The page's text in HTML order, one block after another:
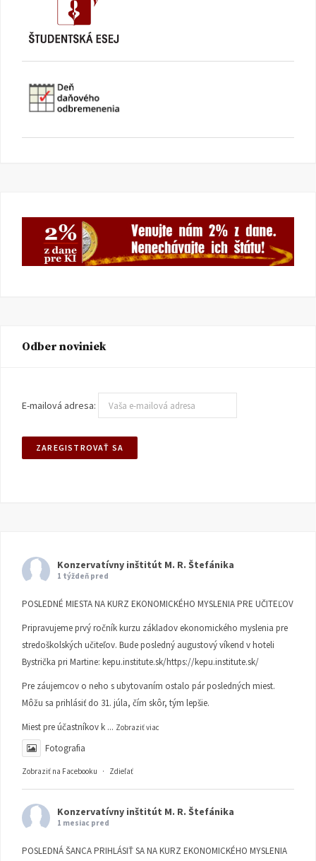
Odber noviniek
E-mailová adresa:
Konzervatívny inštitút M. R. Štefánika
1 týždeň pred
POSLEDNÉ MIESTA NA KURZ EKONOMICKÉHO MYSLENIA PRE UČITEĽOV
Pripravujeme prvý ročník kurzu základov ekonomického myslenia pre
stredoškolských učiteľov. Bude posledný augustový víkend v hoteli
Bystrička pri Martine: kepu.institute.sk/https://kepu.institute.sk/
Pre záujemcov o neho s ubytovaním ostalo pár posledných miest.
Môžu sa prihlásiť do 31. júla, čím skôr, tým lepšie.
Miest pre účastníkov k ... Zobraziť viac
Fotografia
Zobraziť na Facebooku · Zdieľať
Konzervatívny inštitút M. R. Štefánika
1 mesiac pred
POSLEDNÁ ŠANCA PRIHLÁSIŤ SA NA KURZ EKONOMICKÉHO MYSLENIA